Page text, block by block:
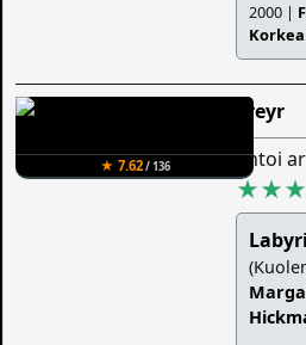
2000 |
★ 7.62/ 136
Freyr
antoi